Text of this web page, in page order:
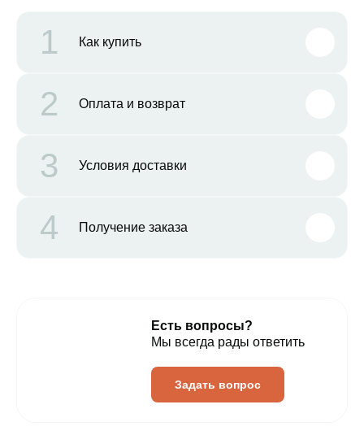
1 Как купить
2 Оплата и возврат
3 Условия доставки
4 Получение заказа
Есть вопросы?
Мы всегда рады ответить
Задать вопрос